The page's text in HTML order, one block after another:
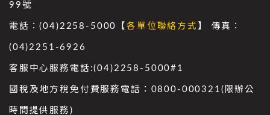
99號
電話：(04)2258-5000【各單位聯絡方式 】 傳真：
(04)2251-6926
客服中心服務電話:(04)2258-5000#1
國稅及地方稅免付費服務電話：0800-000321(限辦公
時間提供服務)